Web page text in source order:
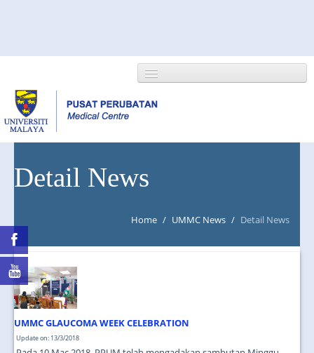
NEWS/EVENTS
Detail News
Home / UMMC News / Detail News
UMMC GLAUCOMA WEEK CELEBRATION
Update on: 13/3/2018